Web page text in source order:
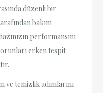
düzenli bir
bakım
performansını
erken tespit
ve temizlik adımlarını